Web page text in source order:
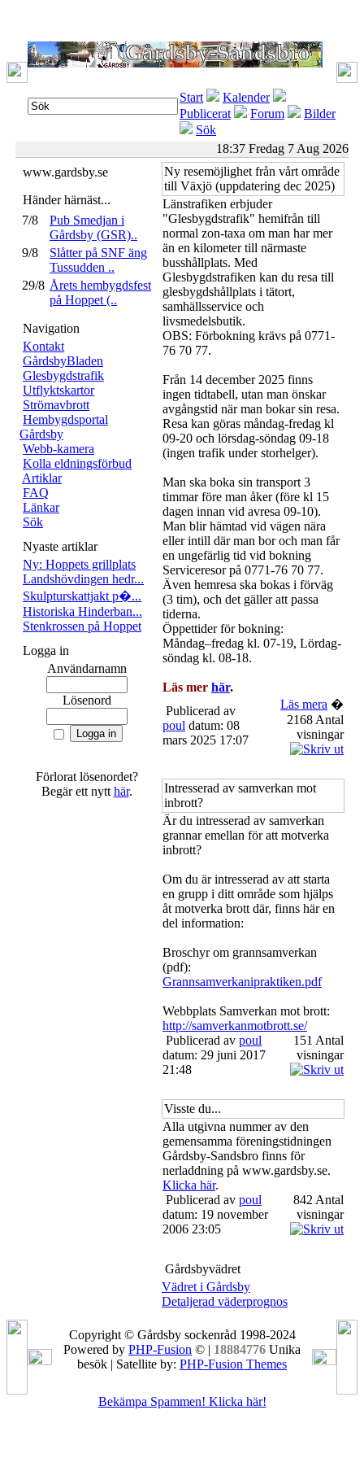
Start
Kalender
Publicerat
Forum
Bilder
Sök
18:37 Fredag 7 Aug 2026
www.gardsby.se
Händer härnäst...
7/8
Pub Smedjan i
Gårdsby (GSR)..
9/8
Slåtter på SNF äng
Tussudden ..
29/8 Årets hembygdsfest
på Hoppet (..
Navigation
Kontakt
GårdsbyBladen
Glesbygdstrafik
Utflyktskartor
Strömavbrott
Hembygdsportal
Gårdsby
Webb-kamera
Kolla eldningsförbud
Artiklar
FAQ
Länkar
Sök
Nyaste artiklar
Ny: Hoppets grillplats
Landshövdingen hedr...
Skulpturskattjakt p�...
Historiska Hinderban...
Stenkrossen på Hoppet
Logga in
Användarnamn
Lösenord
Förlorat lösenordet?
Begär ett nytt här.
Ny resemöjlighet från vårt område
till Växjö (uppdatering dec 2025)
Länstrafiken erbjuder
"Glesbygdstrafik" hemifrån till
normal zon-taxa om man har mer
än en kilometer till närmaste
busshållplats. Med
Glesbygdstrafiken kan du resa till
glesbygdshållplats i tätort,
samhällsservice och
livsmedelsbutik.
OBS: Förbokning krävs på 0771-
76 70 77.
Från 14 december 2025 finns
ingen tidtabell, utan man önskar
avgångstid när man bokar sin resa.
Resa kan göras måndag-fredag kl
09-20 och lörsdag-söndag 09-18
(ingen trafik under storhelger).
Man ska boka sin transport 3
timmar före man åker (före kl 15
dagen innan vid avresa 09-10).
Man blir hämtad vid vägen nära
eller intill där man bor och man får
en ungefärlig tid vid bokning
Serviceresor på 0771-76 70 77.
Även hemresa ska bokas i förväg
(3 tim), och det gäller att passa
tiderna.
Öppettider för bokning:
Måndag–fredag kl. 07-19, Lördag-
söndag kl. 08-18.
Läs mer här.
Publicerad av
poul datum: 08
mars 2025 17:07
Läs mera �
2168 Antal
visningar
Intresserad av samverkan mot
inbrott?
Är du intresserad av samverkan
grannar emellan för att motverka
inbrott?
Om du är intresserad av att starta
en grupp i ditt område som hjälps
åt motverka brott där, finns här en
del information:
Broschyr om grannsamverkan
(pdf):
Grannsamverkanipraktiken.pdf
Webbplats Samverkan mot brott:
http://samverkanmotbrott.se/
Publicerad av poul
datum: 29 juni 2017
21:48
151 Antal
visningar
Visste du...
Alla utgivna nummer av den
gemensamma föreningstidningen
Gårdsby-Sandsbro finns för
nerladdning på www.gardsby.se.
Klicka här.
Publicerad av poul
datum: 19 november
2006 23:05
842 Antal
visningar
Gårdsbyvädret
Vädret i Gårdsby
Detaljerad väderprognos
Copyright © Gårdsby sockenråd 1998-2024
Powered by PHP-Fusion © | 18884776 Unika
besök | Satellite by: PHP-Fusion Themes
Bekämpa Spammen! Klicka här!